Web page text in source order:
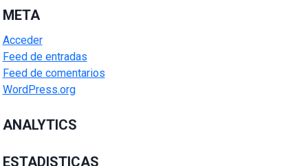
META
Acceder
Feed de entradas
Feed de comentarios
WordPress.org
ANALYTICS
ESTADISTICAS